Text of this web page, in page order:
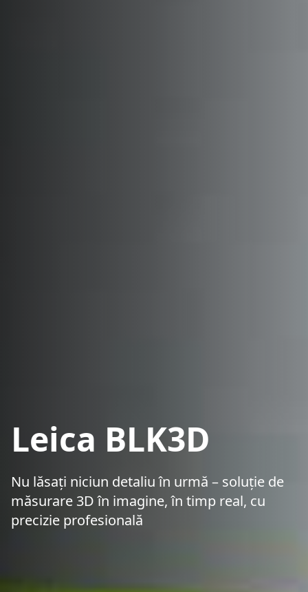
Leica BLK3D
Nu lăsați niciun detaliu în urmă – soluție de
măsurare 3D în imagine, în timp real, cu
precizie profesională